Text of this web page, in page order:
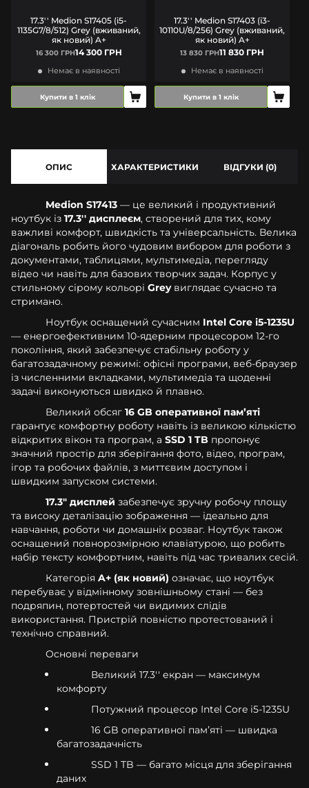
17.3'' Medion S17405 (i5-
1135G7/8/512) Grey (вживаний,
як новий) A+
16 300 ГРН14 300 ГРН
Немає в наявності
Купити в 1 клік
17.3'' Medion S17403 (i3-
10110U/8/256) Grey (вживаний,
як новий) A+
13 830 ГРН11 830 ГРН
Немає в наявності
Купити в 1 клік
ОПИС ХАРАКТЕРИСТИКИ ВІДГУКИ (0)
Medion S17413 — це великий і продуктивний
ноутбук із 17.3'' дисплеєм, створений для тих, кому
важливі комфорт, швидкість та універсальність. Велика
діагональ робить його чудовим вибором для роботи з
документами, таблицями, мультимедіа, перегляду
відео чи навіть для базових творчих задач. Корпус у
стильному сірому кольорі Greyвиглядає сучасно та
стримано.
Ноутбук оснащений сучасним Intel Core i5-1235U
— енергоефективним 10-ядерним процесором 12-го
покоління, який забезпечує стабільну роботу у
багатозадачному режимі: офісні програми, веб-браузер
із численними вкладками, мультимедіа та щоденні
задачі виконуються швидко й плавно.
Великий обсяг 16 GB оперативної памʼяті
гарантує комфортну роботу навіть із великою кількістю
відкритих вікон та програм, а SSD 1 TB пропонує
значний простір для зберігання фото, відео, програм,
ігор та робочих файлів, з миттєвим доступом і
швидким запуском системи.
17.3" дисплей забезпечує зручну робочу площу
та високу деталізацію зображення — ідеально для
навчання, роботи чи домашніх розваг. Ноутбук також
оснащений повнорозмірною клавіатурою, що робить
набір тексту комфортним, навіть під час тривалих сесій.
Категорія A+ (як новий) означає, що ноутбук
перебуває у відмінному зовнішньому стані — без
подряпин, потертостей чи видимих слідів
використання. Пристрій повністю протестований і
технічно справний.
Основні переваги
Великий 17.3'' екран — максимум
комфорту
Потужний процесор Intel Core i5-1235U
16 GB оперативної памʼяті — швидка
багатозадачність
SSD 1 TB — багато місця для зберігання
даних